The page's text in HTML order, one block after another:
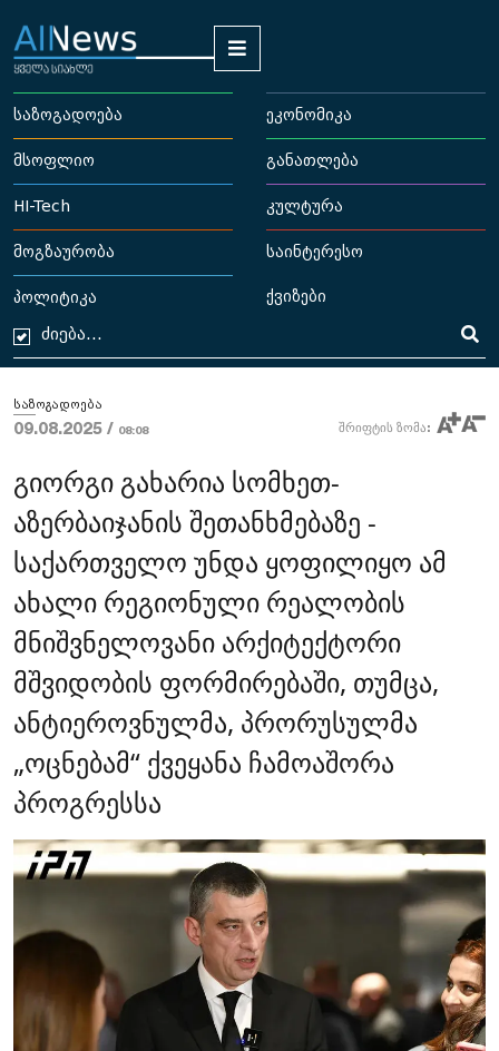
საზოგადოება ეკონომიკა
მსოფლიო განათლება
HI-Tech კულტურა
მოგზაურობა საინტერესო
პოლიტიკა ქვიზები
საზოგადოება
09.08.2025 / 08:08 შრიფტის ზომა:
გიორგი გახარია სომხეთ-
აზერბაიჯანის შეთანხმებაზე -
საქართველო უნდა ყოფილიყო ამ
ახალი რეგიონული რეალობის
მნიშვნელოვანი არქიტექტორი
მშვიდობის ფორმირებაში, თუმცა,
ანტიეროვნულმა, პრორუსულმა
„ოცნებამ“ ქვეყანა ჩამოაშორა
პროგრესსა